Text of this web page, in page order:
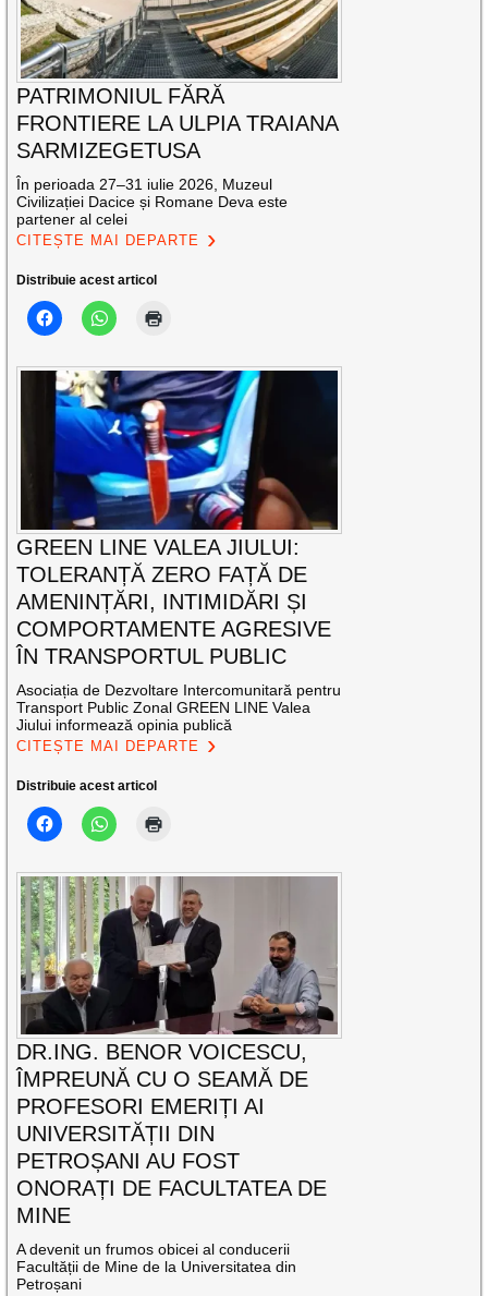
PATRIMONIUL FĂRĂ
FRONTIERE LA ULPIA TRAIANA
SARMIZEGETUSA
În perioada 27–31 iulie 2026, Muzeul
Civilizației Dacice și Romane Deva este
partener al celei
CITEȘTE MAI DEPARTE
Distribuie acest articol
GREEN LINE VALEA JIULUI:
TOLERANȚĂ ZERO FAȚĂ DE
AMENINȚĂRI, INTIMIDĂRI ȘI
COMPORTAMENTE AGRESIVE
ÎN TRANSPORTUL PUBLIC
Asociația de Dezvoltare Intercomunitară pentru
Transport Public Zonal GREEN LINE Valea
Jiului informează opinia publică
CITEȘTE MAI DEPARTE
Distribuie acest articol
DR.ING. BENOR VOICESCU,
ÎMPREUNĂ CU O SEAMĂ DE
PROFESORI EMERIȚI AI
UNIVERSITĂȚII DIN
PETROȘANI AU FOST
ONORAȚI DE FACULTATEA DE
MINE
A devenit un frumos obicei al conducerii
Facultății de Mine de la Universitatea din
Petroșani